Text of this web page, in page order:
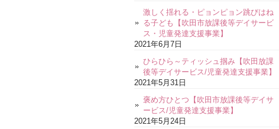
激しく揺れる・ピョンピョン跳びはね
る子ども【吹田市放課後等デイサービ
ス・児童発達支援事業】
2021年6月7日
ひらひら～ティッシュ掴み【吹田放課
後等デイサービス/児童発達支援事業】
2021年5月31日
褒め方ひとつ【吹田市放課後等デイサ
ービス/児童発達支援事業】
2021年5月24日